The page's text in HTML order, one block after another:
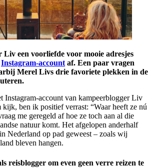
Liv een voorliefde voor mooie adresjes
Instagram-account af. Een paar vragen
Merel Livs drie favoriete plekken in de
Instagram-account van kampeerblogger Liv
ben ik positief verrast: “Waar heeft ze nú
me geregeld af hoe ze toch aan al die
natuur komt. Het afgelopen anderhalf
Nederland op pad geweest – zoals wij
bleven hangen.
reisblogger om even geen verre reizen te